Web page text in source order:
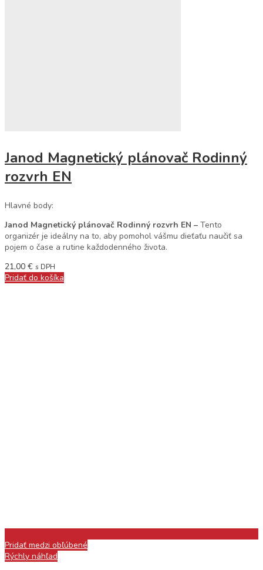
Janod Magnetický plánovač Rodinný
rozvrh EN
Hlavné body:
Janod Magnetický plánovač Rodinný rozvrh EN – Tento
organizér je ideálny na to, aby pomohol vášmu dieťaťu naučiť sa
pojem o čase a rutine každodenného života.
21,00 € s DPH
Pridať do košíka
Pridať medzi obľúbené
Rýchly náhľad